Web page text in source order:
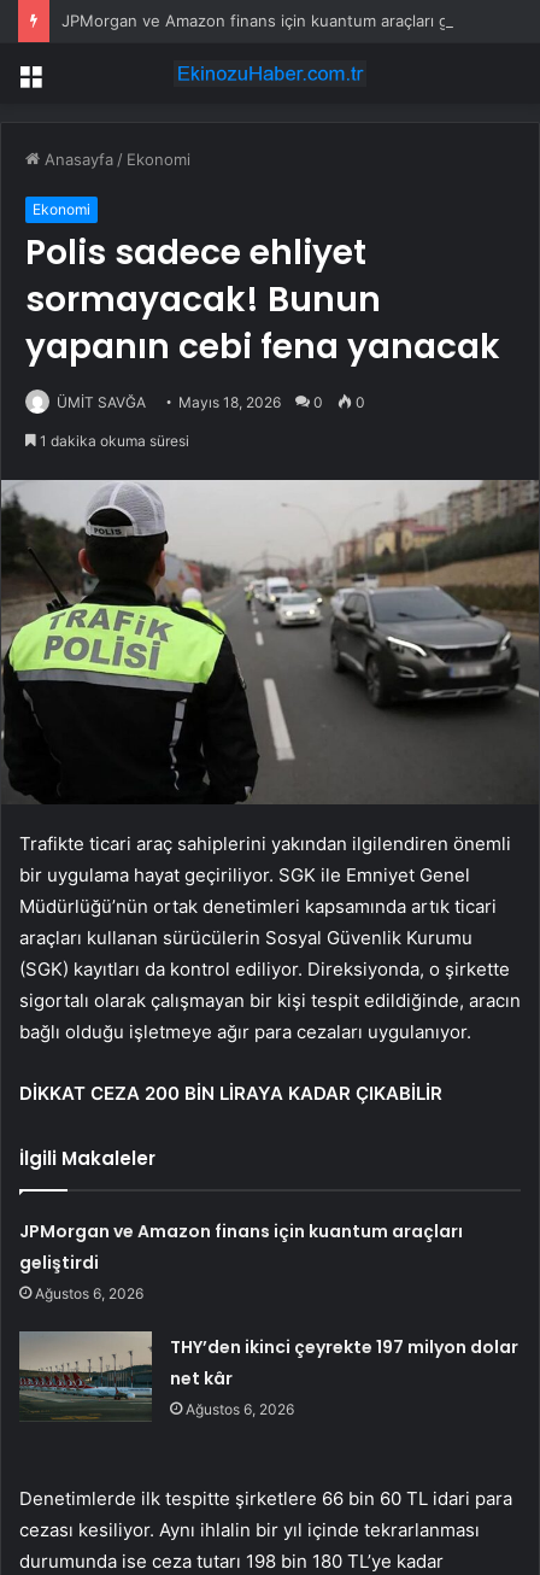
Menü
Anasayfa / Ekonomi
Ekonomi
Polis sadece ehliyet
sormayacak! Bunun
yapanın cebi fena yanacak
ÜMİT SAVĞA Mayıs 18, 2026 0 0
1 dakika okuma süresi
Trafikte ticari araç sahiplerini yakından ilgilendiren önemli
bir uygulama hayat geçiriliyor. SGK ile Emniyet Genel
Müdürlüğü’nün ortak denetimleri kapsamında artık ticari
araçları kullanan sürücülerin Sosyal Güvenlik Kurumu
(SGK) kayıtları da kontrol ediliyor. Direksiyonda, o şirkette
sigortalı olarak çalışmayan bir kişi tespit edildiğinde, aracın
bağlı olduğu işletmeye ağır para cezaları uygulanıyor.
DİKKAT CEZA 200 BİN LİRAYA KADAR ÇIKABİLİR
İlgili Makaleler
JPMorgan ve Amazon finans için kuantum araçları
geliştirdi
Ağustos 6, 2026
THY’den ikinci çeyrekte 197 milyon dolar
net kâr
Ağustos 6, 2026
Denetimlerde ilk tespitte şirketlere 66 bin 60 TL idari para
cezası kesiliyor. Aynı ihlalin bir yıl içinde tekrarlanması
durumunda ise ceza tutarı 198 bin 180 TL’ye kadar